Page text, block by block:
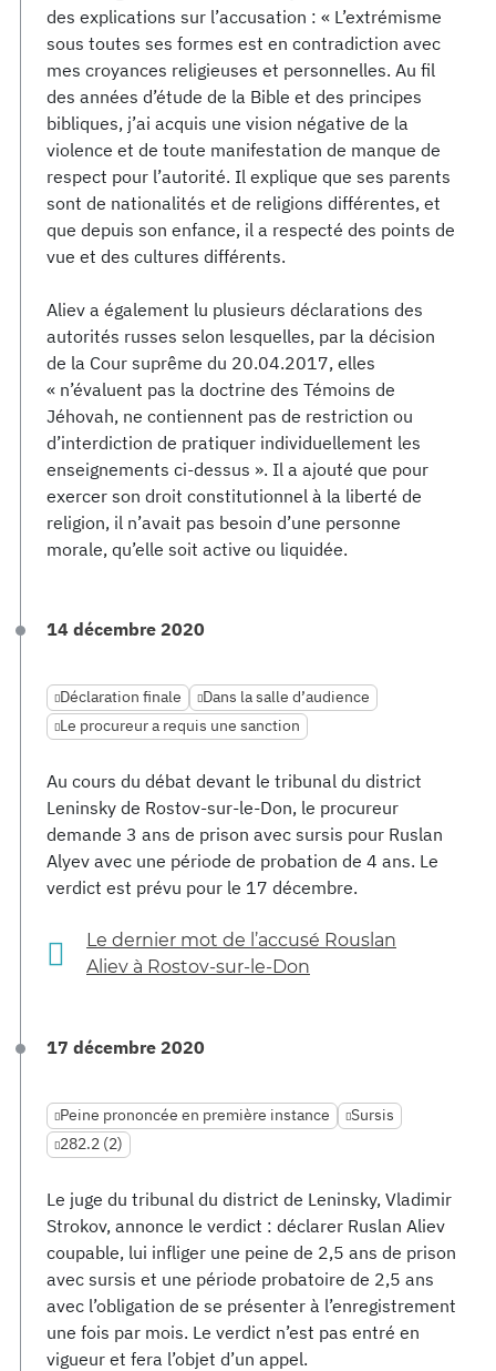
des explications sur l’accusation : « L’extrémisme
sous toutes ses formes est en contradiction avec
mes croyances religieuses et personnelles. Au fil
des années d’étude de la Bible et des principes
bibliques, j’ai acquis une vision négative de la
violence et de toute manifestation de manque de
respect pour l’autorité. Il explique que ses parents
sont de nationalités et de religions différentes, et
que depuis son enfance, il a respecté des points de
vue et des cultures différents.
Aliev a également lu plusieurs déclarations des
autorités russes selon lesquelles, par la décision
de la Cour suprême du 20.04.2017, elles
« n’évaluent pas la doctrine des Témoins de
Jéhovah, ne contiennent pas de restriction ou
d’interdiction de pratiquer individuellement les
enseignements ci-dessus ». Il a ajouté que pour
exercer son droit constitutionnel à la liberté de
religion, il n’avait pas besoin d’une personne
morale, qu’elle soit active ou liquidée.
14 décembre 2020
Déclaration finale
Dans la salle d’audience
Le procureur a requis une sanction
Au cours du débat devant le tribunal du district
Leninsky de Rostov-sur-le-Don, le procureur
demande 3 ans de prison avec sursis pour Ruslan
Alyev avec une période de probation de 4 ans. Le
verdict est prévu pour le 17 décembre.
Le dernier mot de l’accusé Rouslan
Aliev à Rostov-sur-le-Don
17 décembre 2020
Peine prononcée en première instance
Sursis
282.2 (2)
Le juge du tribunal du district de Leninsky, Vladimir
Strokov, annonce le verdict : déclarer Ruslan Aliev
coupable, lui infliger une peine de 2,5 ans de prison
avec sursis et une période probatoire de 2,5 ans
avec l’obligation de se présenter à l’enregistrement
une fois par mois. Le verdict n’est pas entré en
vigueur et fera l’objet d’un appel.